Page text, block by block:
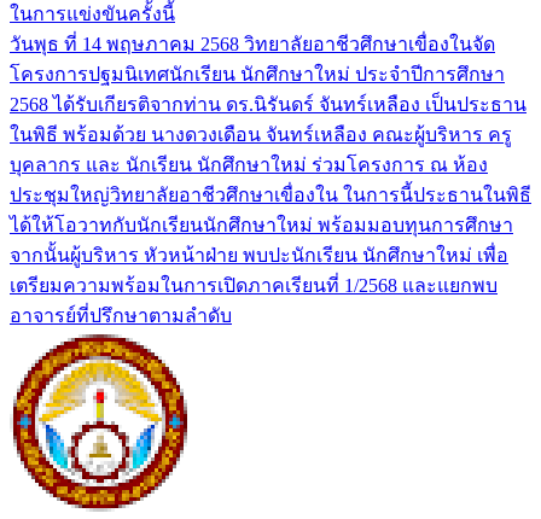
ในการแข่งขันครั้งนี้
วันพุธ ที่ 14 พฤษภาคม 2568 วิทยาลัยอาชีวศึกษาเขื่องในจัด
โครงการปฐมนิเทศนักเรียน นักศึกษาใหม่ ประจำปีการศึกษา
2568 ได้รับเกียรติจากท่าน ดร.นิรันดร์ จันทร์เหลือง เป็นประธาน
ในพิธี พร้อมด้วย นางดวงเดือน จันทร์เหลือง คณะผู้บริหาร ครู
บุคลากร และ นักเรียน นักศึกษาใหม่ ร่วมโครงการ ณ ห้อง
ประชุมใหญ่วิทยาลัยอาชีวศึกษาเขื่องใน ในการนี้ประธานในพิธี
ได้ให้โอวาทกับนักเรียนนักศึกษาใหม่ พร้อมมอบทุนการศึกษา
จากนั้นผู้บริหาร หัวหน้าฝ่าย พบปะนักเรียน นักศึกษาใหม่ เพื่อ
เตรียมความพร้อมในการเปิดภาคเรียนที่ 1/2568 และแยกพบ
อาจารย์ที่ปรึกษาตามลำดับ